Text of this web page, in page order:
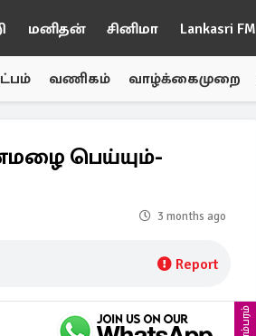
மனிதன் சினிமா Lankasri FM
வணிகம் வாழ்க்கைமுறை
பெய்யும்-
3 months ago
Report